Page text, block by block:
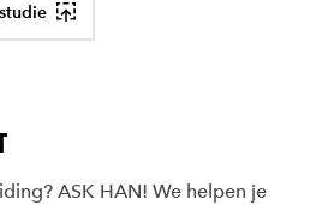
ASK HAN! We helpen je